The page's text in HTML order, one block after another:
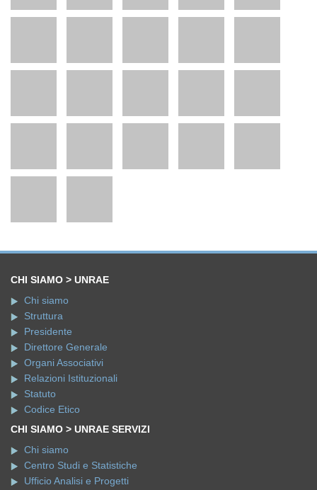
CHI SIAMO > UNRAE
Chi siamo
Struttura
Presidente
Direttore Generale
Organi Associativi
Relazioni Istituzionali
Statuto
Codice Etico
CHI SIAMO > UNRAE SERVIZI
Chi siamo
Centro Studi e Statistiche
Ufficio Analisi e Progetti